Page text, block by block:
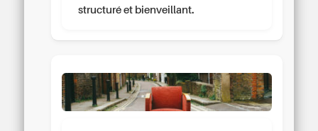
structuré et bienveillant.